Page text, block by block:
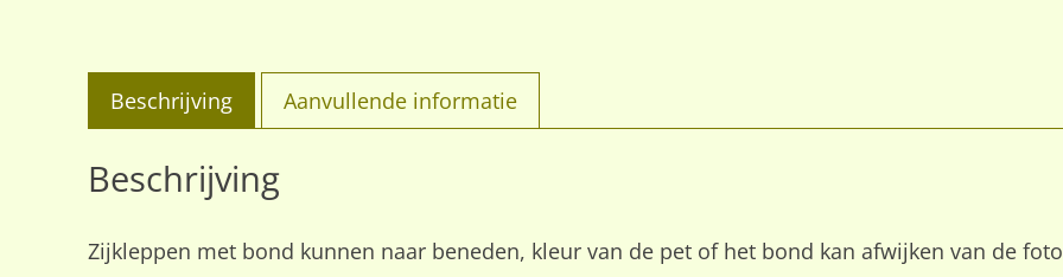
Beschrijving Aanvullende informatie
Beschrijving
Zijkleppen met bond kunnen naar beneden, kleur van de pet of het bond kan afwijken van de